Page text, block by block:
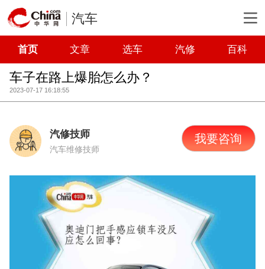
汽车
首页 文章 选车 汽修 百科
车子在路上爆胎怎么办？
2023-07-17 16:18:55
汽修技师
汽车维修技师
我要咨询